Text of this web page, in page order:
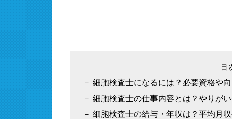
細胞検査士になるには？必要資格や
細胞検査士の仕事内容とは？やりが
細胞検査士の給与・年収は？平均月